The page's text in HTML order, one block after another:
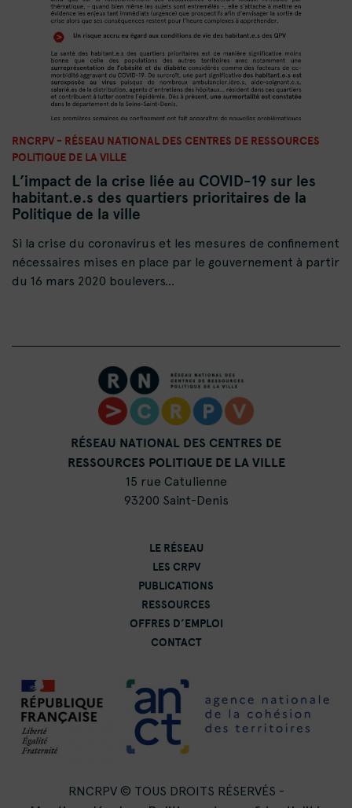
RNCRPV - RÉSEAU NATIONAL DES CENTRES DE RESSOURCES
POLITIQUE DE LA VILLE
L’impact de la crise liée au COVID-19 sur les
habitant.e.s des quartiers prioritaires de la
Politique de la ville
Si la crise du coronavirus et les mesures de confinement
nécessaires mises en place par le gouvernement à partir
du 16 mars 2020 boulevers...
RÉSEAU NATIONAL DES CENTRES DE
RESSOURCES POLITIQUE DE LA VILLE
15 rue Catulienne
93200 Saint-Denis
LE RÉSEAU
LES CRPV
PUBLICATIONS
RESSOURCES
OFFRES D’EMPLOI
CONTACT
RNCRPV © TOUS DROITS RÉSERVÉS -